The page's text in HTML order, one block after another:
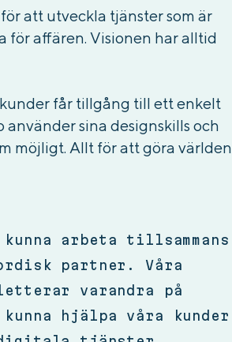
att utveckla tjänster som är
för affären. Visionen har alltid
får tillgång till ett enkelt
sina designskills och
möjligt. Allt för att göra världen
arbeta tillsammans
partner. Våra
varandra på
hjälpa våra kunder